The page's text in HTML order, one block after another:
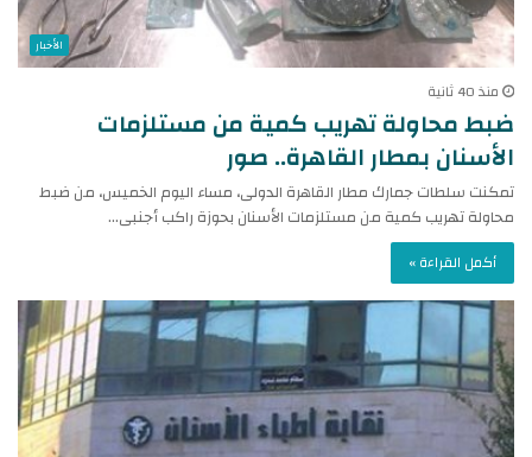
الأخبار
منذ 40 ثانية
ضبط محاولة تهريب كمية من مستلزمات
الأسنان بمطار القاهرة.. صور
تمكنت سلطات جمارك مطار القاهرة الدولى، مساء اليوم الخميس، من ضبط
محاولة تهريب كمية من مستلزمات الأسنان بحوزة راكب أجنبى…
أكمل القراءة »